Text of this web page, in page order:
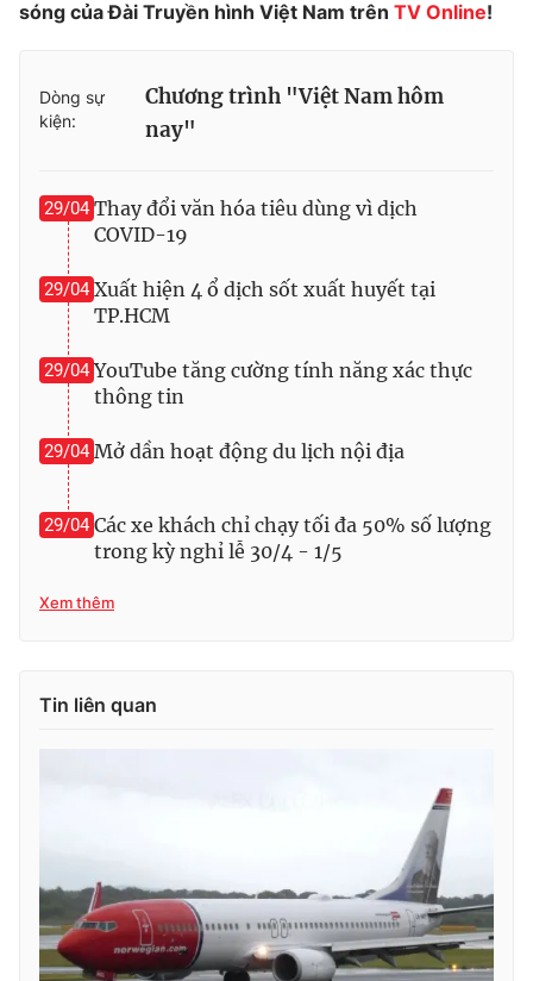
Nhân vật
Giải sao mai
Sao
Đời sống
Làm đẹp
Tuyển sinh
Hitech Công nghệ tương lai
Sản phẩm
Thị trường
Tư vấn
Giao lưu trực tuyến
Lịch phát sóng
Chuyên mục khác
Emagazine
Photo
Shorts video
VTV Sức khoẻ
Vươn mình bằng AI
VTV9 VTV8
Liên hệ tòa soạn English
sóng của Đài Truyền hình Việt Nam trên TV Online!
Dòng sự
kiện:
Chương trình "Việt Nam hôm
nay"
29/04 Thay đổi văn hóa tiêu dùng vì dịch
COVID-19
29/04 Xuất hiện 4 ổ dịch sốt xuất huyết tại
TP.HCM
29/04 YouTube tăng cường tính năng xác thực
thông tin
29/04 Mở dần hoạt động du lịch nội địa
29/04 Các xe khách chỉ chạy tối đa 50% số lượng
trong kỳ nghỉ lễ 30/4 - 1/5
Xem thêm
Tin liên quan